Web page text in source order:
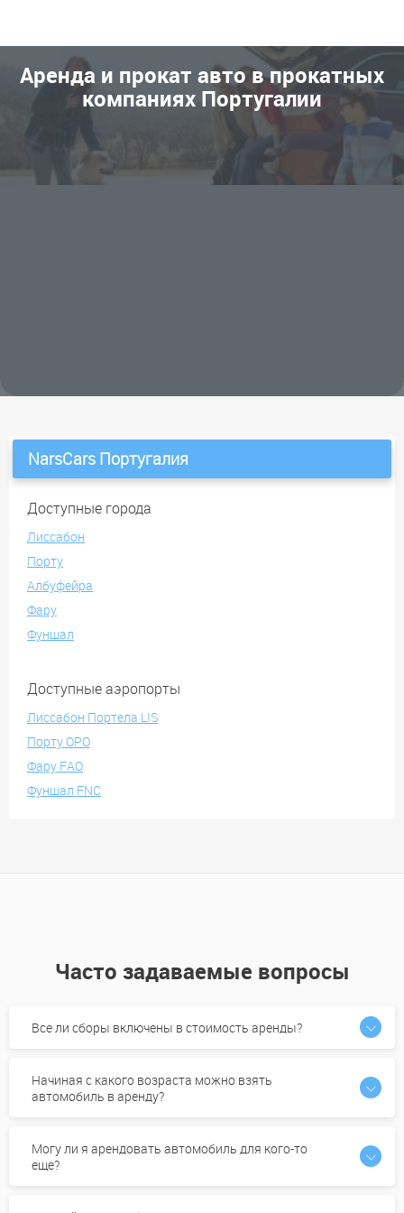
Аренда и прокат авто в прокатных
компаниях Португалии
NarsCars Португалия
Доступные города
Лиссабон
Порту
Албуфейра
Фару
Фуншал
Доступные аэропорты
Лиссабон Портела LIS
Порту OPO
Фару FAO
Фуншал FNC
Часто задаваемые вопросы
Все ли сборы включены в стоимость аренды?
Начиная с какого возраста можно взять
автомобиль в аренду?
Могу ли я арендовать автомобиль для кого-то
еще?